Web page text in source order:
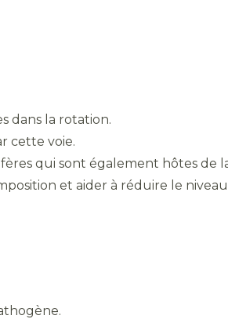
dans la rotation.
cette voie.
qui sont également hôtes de
et aider à réduire le